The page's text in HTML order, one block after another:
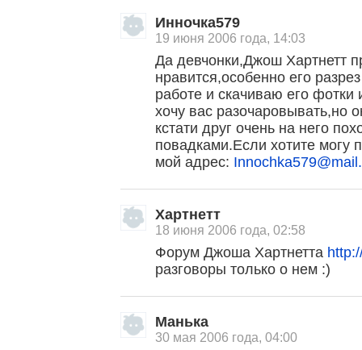
Инночка579
19 июня 2006 года, 14:03
Да девчонки,Джош Хартнетт
нравится,особенно его
работе и скачиваю его фотки
хочу вас разочаровывать,но
кстати друг очень на него
повадками.Если хотите могу
мой адрес:
Хартнетт
18 июня 2006 года, 02:58
Форум Джоша Хартнетта
разговоры только о нем :)
Манька
30 мая 2006 года, 04:00